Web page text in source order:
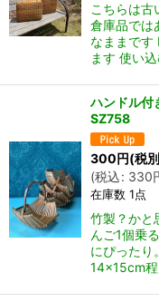
こちらは古
倉庫品で
なままで
ます 使い
ハンドル
SZ758
300円(税
(税込: 330
在庫数 1点
竹製？かと
んご1個乗
にぴった
14×15cm程